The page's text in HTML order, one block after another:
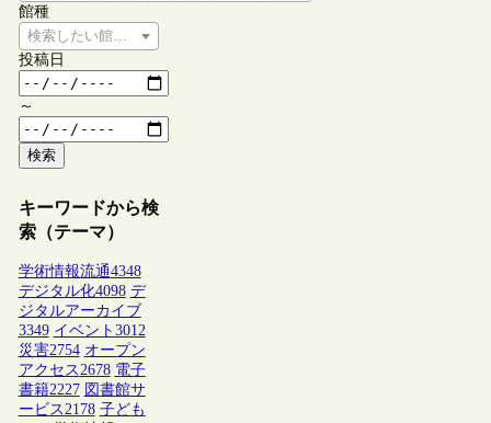
館種
検索したい館種を選択してください
投稿日
～
検索
キーワードから検
索（テーマ）
学術情報流通4348
デジタル化4098 デ
ジタルアーカイブ
3349 イベント 3012
災害2754 オープン
アクセス2678 電子
書籍2227 図書館サ
ービス2178 子ども